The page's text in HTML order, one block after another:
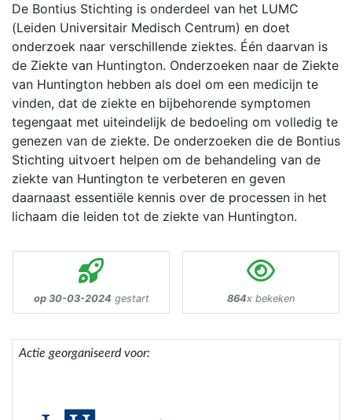
De Bontius Stichting is onderdeel van het LUMC
(Leiden Universitair Medisch Centrum) en doet
onderzoek naar verschillende ziektes. Één daarvan is
de Ziekte van Huntington. Onderzoeken naar de Ziekte
van Huntington hebben als doel om een medicijn te
vinden, dat de ziekte en bijbehorende symptomen
tegengaat met uiteindelijk de bedoeling om volledig te
genezen van de ziekte. De onderzoeken die de Bontius
Stichting uitvoert helpen om de behandeling van de
ziekte van Huntington te verbeteren en geven
daarnaast essentiële kennis over de processen in het
lichaam die leiden tot de ziekte van Huntington.
op 30-03-2024 gestart 864x bekeken
Actie georganiseerd voor: